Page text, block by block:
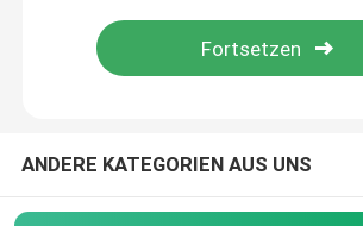
Roboter-lineare Bahn
Roboterschutzhüllen
ANDERE KATEGORIEN AUS UNS